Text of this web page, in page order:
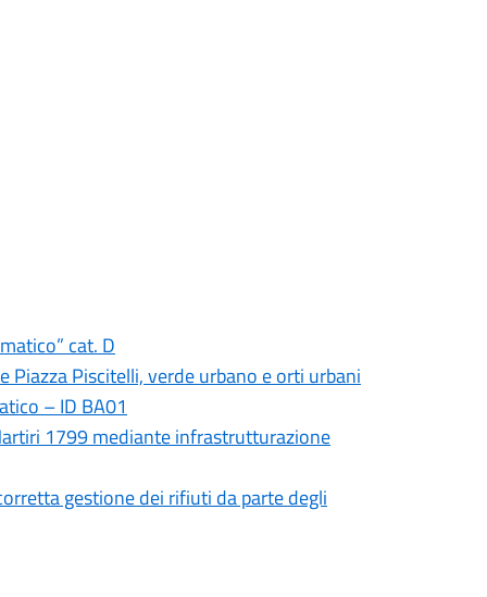
cat. D
Piazza Piscitelli, verde urbano e orti urbani
– ID BA01
1799 mediante infrastrutturazione
gestione dei rifiuti da parte degli